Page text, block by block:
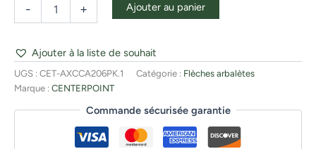
- + Ajouter au panier
Ajouter à la liste de souhait
UGS : CET-AXCCA206PK.1 Catégorie : Flèches arbalètes
Marque : CENTERPOINT
Commande sécurisée garantie